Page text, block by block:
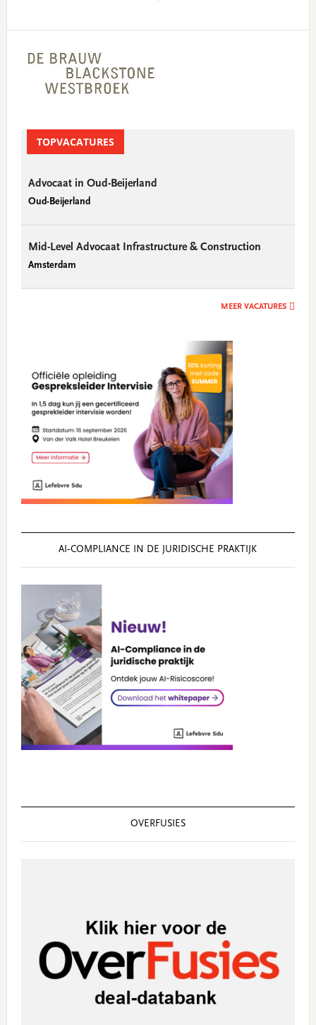
Sidebar
TOPVACATURES
Advocaat in Oud-Beijerland
Oud-Beijerland
Mid-Level Advocaat Infrastructure & Construction
Amsterdam
MEER VACATURES
AI‑COMPLIANCE IN DE JURIDISCHE PRAKTIJK
OVERFUSIES